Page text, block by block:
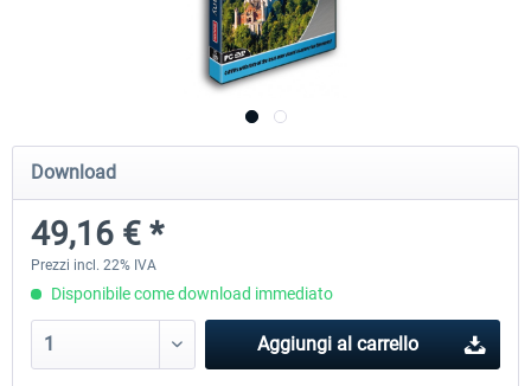
30,71 € *
Download
49,16 € *
Prezzi incl. 22% IVA
Disponibile come download immediato
Aggiungi al carrello